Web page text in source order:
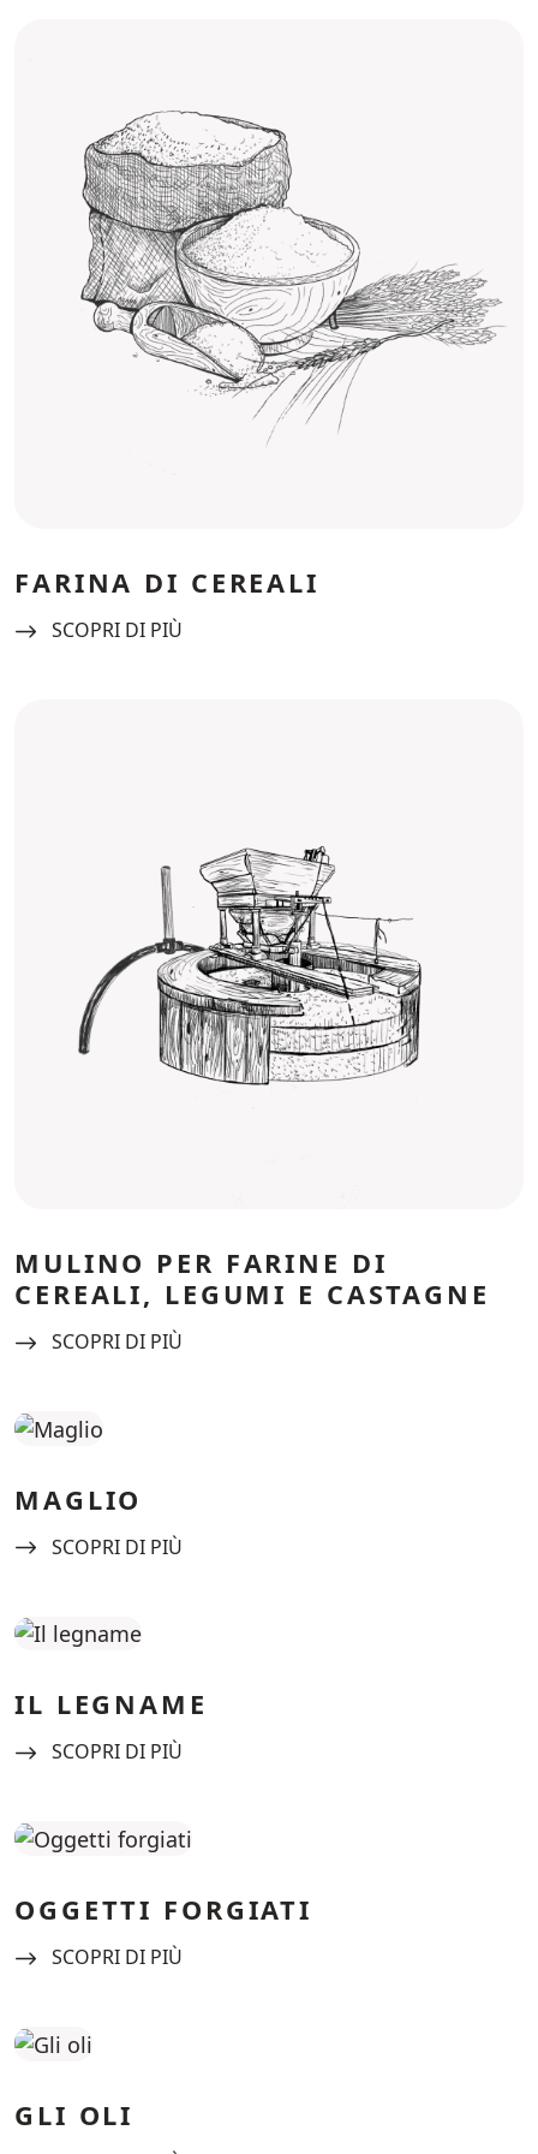
FARINA DI CEREALI
Navigate to:
SCOPRI DI PIÙ
MULINO PER FARINE DI
CEREALI, LEGUMI E CASTAGNE
Navigate to:
SCOPRI DI PIÙ
MAGLIO
Navigate to:
SCOPRI DI PIÙ
IL LEGNAME
Navigate to:
SCOPRI DI PIÙ
OGGETTI FORGIATI
Navigate to:
SCOPRI DI PIÙ
GLI OLI